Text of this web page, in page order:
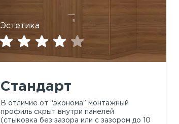
Эстетика
Стандарт
В отличие от “эконома” монтажный
профиль скрыт внутри панелей
(стыковка без зазора или с зазором до 10